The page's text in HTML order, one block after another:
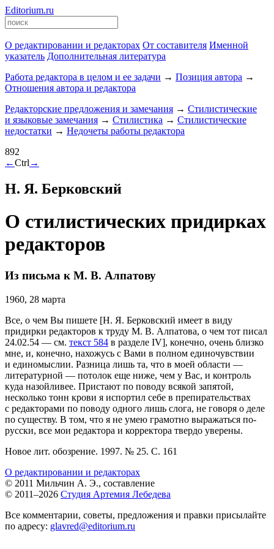
Editorium.ru
О редактировании и редакторах От составителя Именной
указатель Дополнительная литература
Работа редактора в целом и ее задачи → Позиция автора →
Отношения автора и редактора
Редакторские предложения и замечания → Стилистические
и языковые замечания → Стилистика → Стилистические
недостатки → Недочеты работы редактора
892
←Ctrl →
Н. Я. Берковский
О стилистических придирках
редакторов
Из письма к М. В. Алпатову
1960, 28 марта
Все, о чем Вы пишете [Н. Я. Берковский имеет в виду
придирки редакторов к труду М. В. Алпатова, о чем тот писал
24.02.54 — см. текст 584 в разделе IV], конечно, очень близко
мне, и, конечно, нахожусь с Вами в полном единочувствии
и единомыслии. Разница лишь та, что в моей области —
литературной — потолок еще ниже, чем у Вас, и контроль
куда назойливее. Пристают по поводу всякой запятой,
несколько тонн крови я испортил себе в препирательствах
с редакторами по поводу одного лишь слога, не говоря о деле
по существу. В том, что я не умею грамотно выражаться по-
русски, все мои редактора и корректора твердо уверены.
Новое лит. обозрение. 1997. № 25. С. 161
О редактировании и редакторах
© 2011 Мильчин А. Э., составление
© 2011–2026 Студия Артемия Лебедева
Все комментарии, советы, предложения и правки присылайте
по адресу: glavred@editorium.ru